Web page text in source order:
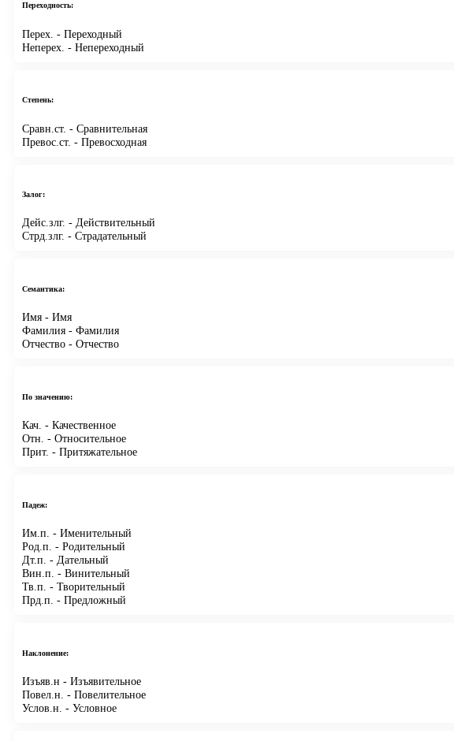
Переходность:
Перех. - Переходный
Неперех. - Непереходный
Степень:
Сравн.ст. - Сравнительная
Превос.ст. - Превосходная
Залог:
Дейс.злг. - Действительный
Стрд.злг. - Страдательный
Семантика:
Имя - Имя
Фамилия - Фамилия
Отчество - Отчество
По значению:
Кач. - Качественное
Отн. - Относительное
Прит. - Притяжательное
Падеж:
Им.п. - Именительный
Род.п. - Родительный
Дт.п. - Дательный
Вин.п. - Винительный
Тв.п. - Творительный
Прд.п. - Предложный
Наклонение:
Изъяв.н - Изъявительное
Повел.н. - Повелительное
Услов.н. - Условное